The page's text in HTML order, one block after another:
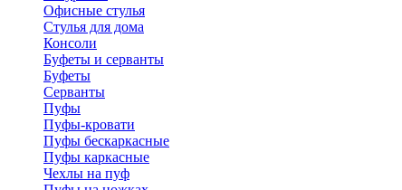
Офисные стулья
Стулья для дома
Консоли
Буфеты и серванты
Буфеты
Серванты
Пуфы
Пуфы-кровати
Пуфы бескаркасные
Пуфы каркасные
Чехлы на пуф